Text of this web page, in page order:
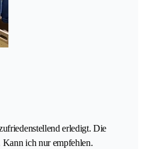
erledigt. Die
ich nur empfehlen.